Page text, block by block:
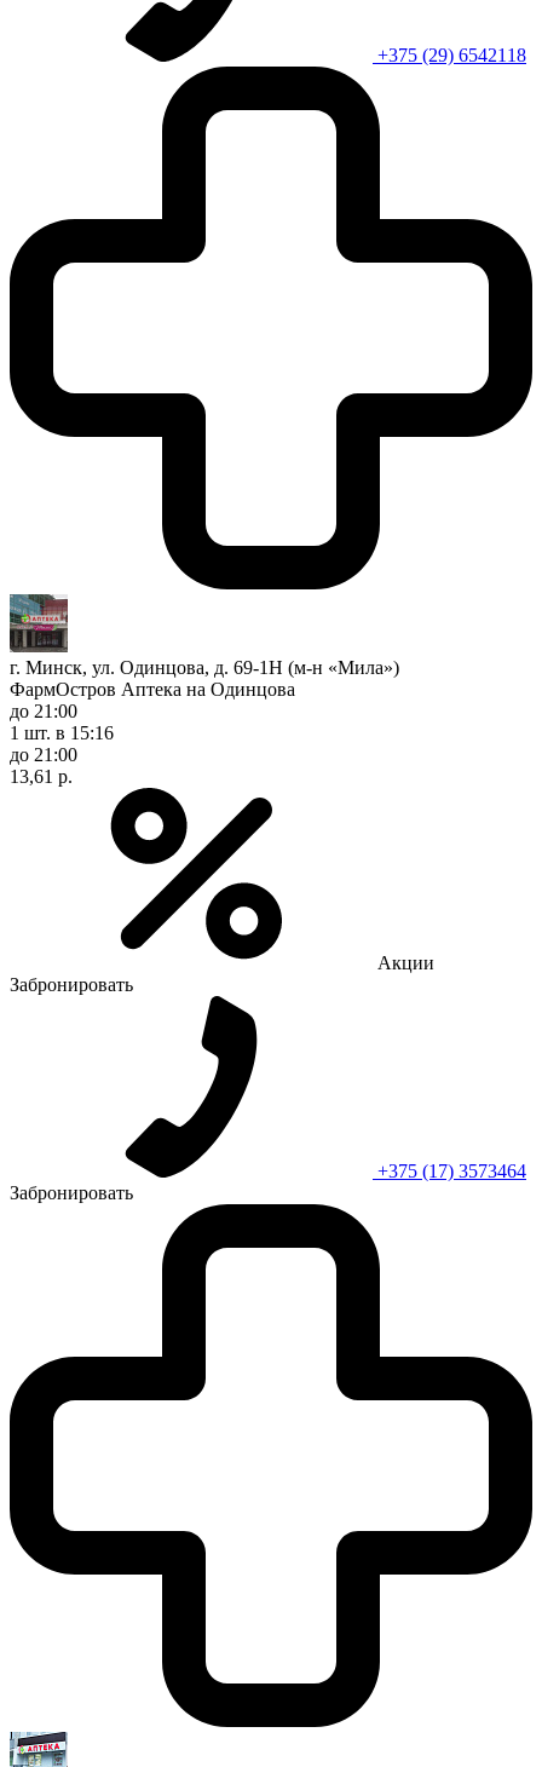
+375 (29) 6542118
г. Минск, ул. Одинцова, д. 69-1Н (м-н «Мила»)
ФармОстров Аптека на Одинцова
до 21:00
1 шт. в 15:16
до 21:00
13,61 р.
Акции
Забронировать
+375 (17) 3573464
Забронировать